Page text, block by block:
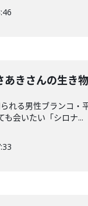
あきさんの生き
れる男性ブランコ
も会いたい「シロナ...